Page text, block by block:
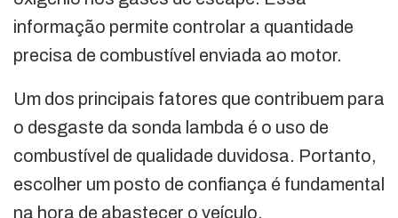
informação permite controlar a quantidade
precisa de combustível enviada ao motor.
Um dos principais fatores que contribuem para
o desgaste da sonda lambda é o uso de
combustível de qualidade duvidosa. Portanto,
escolher um posto de confiança é fundamental
na hora de abastecer o veículo.